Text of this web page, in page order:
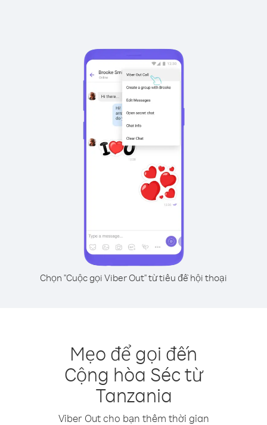
Chọn "Cuộc gọi Viber Out" từ tiêu đề hội thoại
Mẹo để gọi đến
Cộng hòa Séc từ
Tanzania
Viber Out cho bạn thêm thời gian